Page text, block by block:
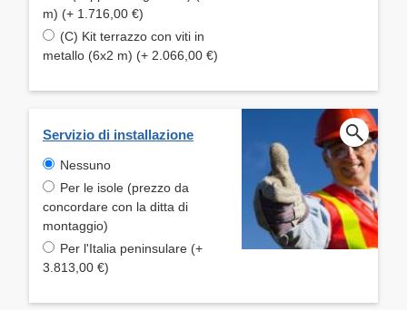
m) (+ 1.716,00 €)
(C) Kit terrazzo con viti in
metallo (6x2 m) (+ 2.066,00 €)
Servizio di installazione
Nessuno
Per le isole (prezzo da
concordare con la ditta di
montaggio)
Per l'Italia peninsulare (+
3.813,00 €)